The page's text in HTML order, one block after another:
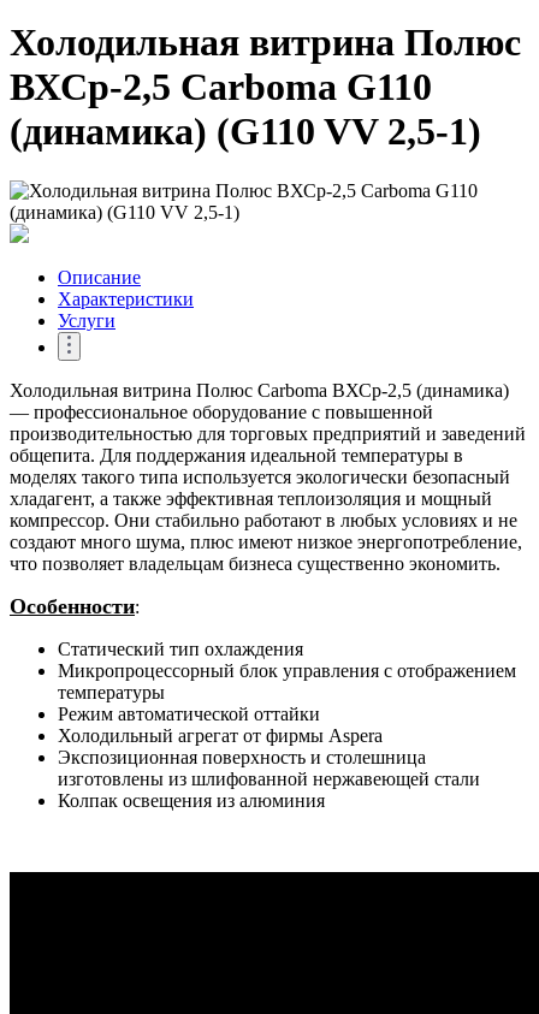
Холодильная витрина Полюс
ВХСр-2,5 Сarboma G110
(динамика) (G110 VV 2,5-1)
Описание
Характеристики
Услуги
Холодильная витрина Полюс Carboma ВХСр-2,5 (динамика)
— профессиональное оборудование с повышенной
производительностью для торговых предприятий и заведений
общепита. Для поддержания идеальной температуры в
моделях такого типа используется экологически безопасный
хладагент, а также эффективная теплоизоляция и мощный
компрессор. Они стабильно работают в любых условиях и не
создают много шума, плюс имеют низкое энергопотребление,
что позволяет владельцам бизнеса существенно экономить.
Особенности:
Статический тип охлаждения
Микропроцессорный блок управления с отображением
температуры
Режим автоматической оттайки
Холодильный агрегат от фирмы Aspera
Экспозиционная поверхность и столешница
изготовлены из шлифованной нержавеющей стали
Колпак освещения из алюминия